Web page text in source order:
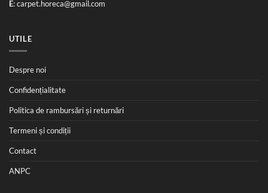
E:carpet.horeca@gmail.com
UTILE
Despre noi
Confidențialitate
Politica de rambursări și returnări
Termeni și condiții
Contact
ANPC